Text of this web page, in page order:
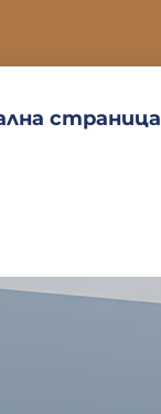
страница